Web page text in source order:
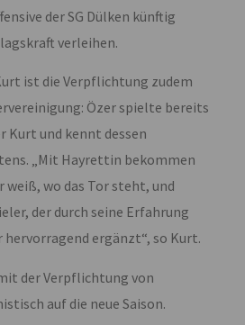
der SG Dülken künftig
verleihen.
ist die Verpflichtung zudem
Özer spielte bereits
Kurt und kennt dessen
„Mit Hayrettin bekommen
weiß, wo das Tor steht, und
der durch seine Erfahrung
hervorragend ergänzt“, so Kurt.
der Verpflichtung von
auf die neue Saison.